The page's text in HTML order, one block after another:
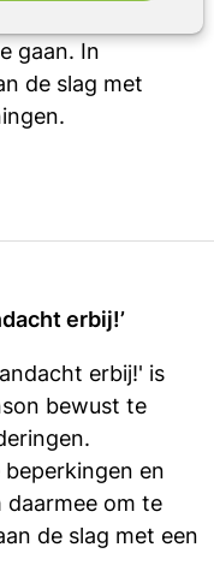
gaan. In
de slag met
erbij!’
erbij!' is
bewust te
en
daarmee om te
de slag met een